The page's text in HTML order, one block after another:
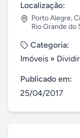
Localização:
Porto Alegre,
Rio Grande do
Categoria:
Imóveis »
Publicado em:
25/04/2017